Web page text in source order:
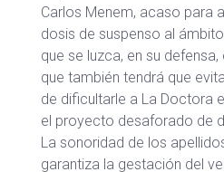
Carlos Menem, acaso para
dosis de suspenso al
que se luzca, en su
que también tendrá que
de dificultarle a La Doctora
el proyecto desaforado de
La sonoridad de los
garantiza la gestación del